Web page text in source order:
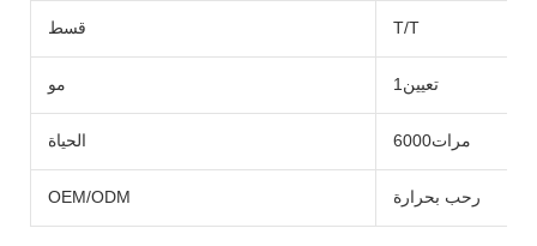
قسط T/T
مو تعيين1
الحياة مرات6000
OEM/ODM رحب بحرارة